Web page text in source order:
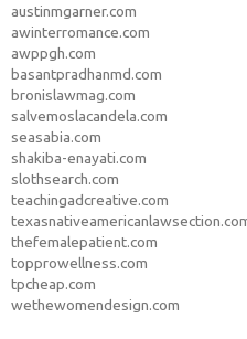
austinmgarner.com
awinterromance.com
awppgh.com
basantpradhanmd.com
bronislawmag.com
salvemoslacandela.com
seasabia.com
shakiba-enayati.com
slothsearch.com
teachingadcreative.com
thefemalepatient.com
topprowellness.com
tpcheap.com
wethewomendesign.com